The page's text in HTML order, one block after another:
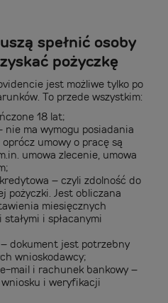
spełnić osoby
pożyczkę
jest możliwe tylko po
To przede wszystkim:
18 lat;
nie ma wymogu posiadania
umowy o pracę są
umowa zlecenie, umowa
– czyli zdolność do
pożyczki. Jest obliczana
miesięcznych
i spłacanymi
dokument jest potrzebny
wnioskodawcy;
mail i rachunek bankowy –
i weryfikacji